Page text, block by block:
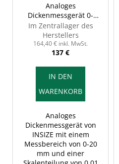
Analoges
Dickenmessgerät 0-
20/0,01 mm, Typ A -
Messflächen keramisch
und flach, INSIZE 2365-
20
Im Zentrallager des
Herstellers
164,40 € inkl. MwSt.
137 €
IN DEN
WARENKORB
Analoges
Dickenmessgerät von
INSIZE mit einem
Messbereich von 0-20
mm und einer